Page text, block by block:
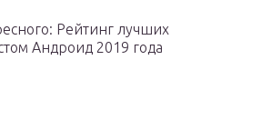
Рейтинг лучших
Андроид 2019 года